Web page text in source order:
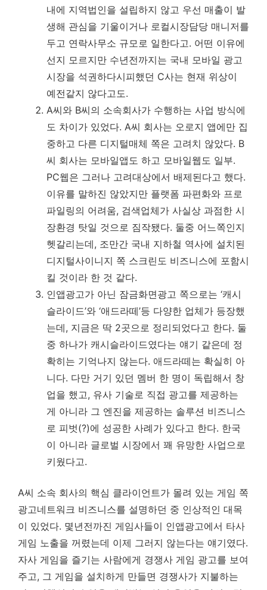
내에 지역법인을 설립하지 않고 우선 매출이 발
생해 관심을 기울이거나 로컬시장담당 매니저를
두고 연락사무소 규모로 일한다고. 어떤 이유에
선지 모르지만 수년전까지는 국내 모바일 광고
시장을 석권하다시피했던 C사는 현재 위상이
예전같지 않다고도.
A씨와 B씨의 소속회사가 수행하는 사업 방식에
도 차이가 있었다. A씨 회사는 오로지 앱에만 집
중하고 다른 디지털매체 쪽은 고려치 않았다. B
씨 회사는 모바일앱도 하고 모바일웹도 일부.
PC웹은 그러나 고려대상에서 배제된다고 했다.
이유를 말하진 않았지만 플랫폼 파편화와 프로
파일링의 어려움, 검색업체가 사실상 과점한 시
장환경 탓일 것으로 짐작됐다. 둘중 어느쪽인지
헷갈리는데, 조만간 국내 지하철 역사에 설치된
디지털사이니지 쪽 스크린도 비즈니스에 포함시
킬 것이라 한 것 같다.
인앱광고가 아닌 잠금화면광고 쪽으로는 ‘캐시
슬라이드’와 ‘애드라떼’등 다양한 업체가 등장했
는데, 지금은 딱 2곳으로 정리되었다고 한다. 둘
중 하나가 캐시슬라이드였다는 얘기 같은데 정
확히는 기억나지 않는다. 애드라떼는 확실히 아
니다. 다만 거기 있던 멤버 한 명이 독립해서 창
업을 했고, 유사 기술로 직접 광고를 제공하는
게 아니라 그 엔진을 제공하는 솔루션 비즈니스
로 피벗(?)에 성공한 사례가 있다고 한다. 한국
이 아니라 글로벌 시장에서 꽤 유망한 사업으로
키웠다고.
A씨 소속 회사의 핵심 클라이언트가 몰려 있는 게임 쪽
광고네트워크 비즈니스를 설명하던 중 인상적인 대목
이 있었다. 몇년전까진 게임사들이 인앱광고에서 타사
게임 노출을 꺼렸는데 이제 그러지 않는다는 얘기였다.
자사 게임을 즐기는 사람에게 경쟁사 게임 광고를 보여
주고, 그 게임을 설치하게 만들면 경쟁사가 지불하는